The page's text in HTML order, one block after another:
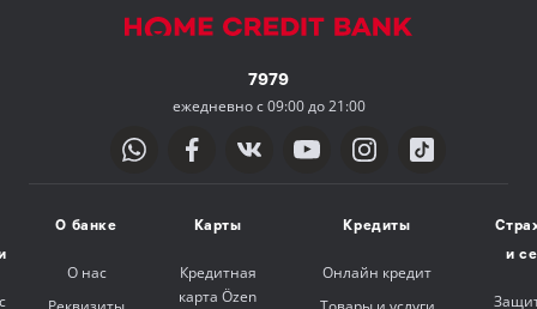
7979
ежедневно с 09:00 до 21:00
О банке
О нас
Карты
Кредитная
карта Özen
Кредиты
Онлайн кредит
и